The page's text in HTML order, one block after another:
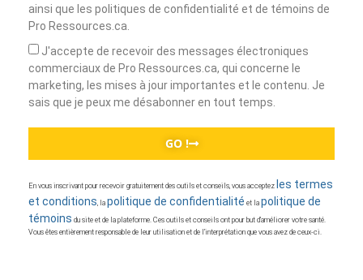
ainsi que les politiques de confidentialité et de témoins de
Pro Ressources.ca.
J'accepte de recevoir des messages électroniques
commerciaux de Pro Ressources.ca, qui concerne le
marketing, les mises à jour importantes et le contenu. Je
sais que je peux me désabonner en tout temps.
GO !
En vous inscrivant pour recevoir gratuitement des outils et conseils, vous acceptez les termes
et conditions, la politique de confidentialité et la politique de
témoins du site et de la plateforme. Ces outils et conseils ont pour but d’améliorer votre santé.
Vous êtes entièrement responsable de leur utilisation et de l’interprétation que vous avez de ceux-ci.